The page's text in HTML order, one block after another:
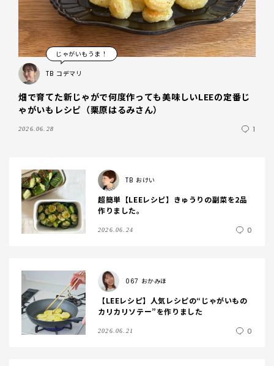
TB コデマリ
じゃがいもうま！
畑で育てた新じゃがで何度作っても美味しいLEEの定番じ
ゃがいもレシピ（栗原はるみさん）
2026.06.28 1
TB おけい
超簡単【LEEレシピ】きゅうりの副菜を2品
作りました。
2026.06.24 0
067 おかみほ
【LEEレシピ】人気レシピの“じゃがいもの
カリカリソテー”を作りました
2026.06.21 0